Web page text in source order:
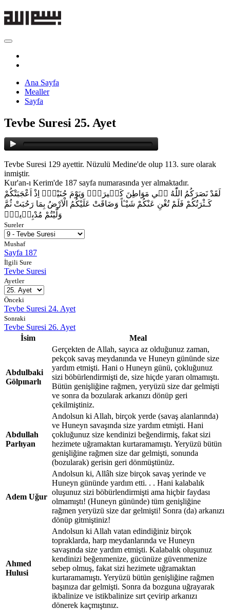
Ana Sayfa
Mealler
Sayfa
Tevbe Suresi 25. Ayet
Tevbe Suresi 129 ayettir. Nüzulü Medine'de olup 113. sure olarak
inmiştir.
Kur'an-ı Kerim'de 187 sayfa numarasında yer almaktadır.
لَقَدْ نَصَرَكُمُ اللّٰهُ ف۪ي مَوَاطِنَ كَث۪يرَةٍۙ وَيَوْمَ حُنَيْنٍۙ اِذْ اَعْجَبَتْكُمْ
كَـثْرَتُكُمْ فَلَمْ تُغْنِ عَنْكُمْ شَيْـٔاً وَضَاقَتْ عَلَيْكُمُ الْاَرْضُ بِمَا رَحُبَتْ ثُمَّ
وَلَّيْتُمْ مُدْبِر۪ينَۚ
Sureler
Mushaf
Sayfa 187
İlgili Sure
Tevbe Suresi
Ayetler
Önceki
Tevbe Suresi 24. Ayet
Sonraki
Tevbe Suresi 26. Ayet
İsim
Meal
Abdulbaki
Gölpınarlı
Gerçekten de Allah, sayıca az olduğunuz zaman,
pekçok savaş meydanında ve Huneyn gününde size
yardım etmişti. Hani o Huneyn günü, çokluğunuz
sizi böbürlendirmişti de, size hiçde yararı olmamıştı.
Bütün genişliğine rağmen, yeryüzü size dar gelmişti
ve sonra da bozularak arkanızı dönüp geri
çekilmiştiniz.
Abdullah
Parlıyan
Andolsun ki Allah, birçok yerde (savaş alanlarında)
ve Huneyn savaşında size yardım etmişti. Hani
çokluğunuz size kendinizi beğendirmiş, fakat sizi
hezimete uğramaktan kurtaramamıştı. Yeryüzü bütün
genişliğine rağmen size dar gelmişti, sonunda
(bozularak) gerisin geri dönmüştünüz.
Adem Uğur
Andolsun ki, Allâh size birçok savaş yerinde ve
Huneyn gününde yardım etti. . . Hani kalabalık
oluşunuz sizi böbürlendirmişti ama hiçbir faydası
olmamıştı! (Huneyn gününde) tüm genişliğine
rağmen yeryüzü size dar gelmişti! Sonra (da) arkanızı
dönüp gitmiştiniz!
Ahmed
Hulusi
Andolsun ki Allah vatan edindiğiniz birçok
topraklarda, harp meydanlarında ve Huneyn
savaşında size yardım etmişti. Kalabalık oluşunuz
kendinizi beğenmenize, gücünüze güvenmenize
sebep olmuş, fakat sizi hezimete uğramaktan
kurtaramamıştı. Yeryüzü bütün genişliğine rağmen
başınıza dar gelmişti. Sonra da bozguna uğrayarak
ikbalinize ve istikbalinize sırt çevirip arkanızı
dönerek kaçmıştınız.